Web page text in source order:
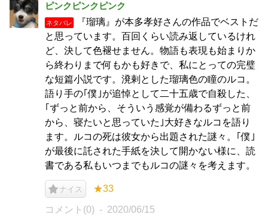
ピンクピンクピンク
ネタバレ
『瑠璃』が本多孝好さんの作品でベストだ
と思っています。百回くらい読み返しているけれ
ど、決して色褪せません。物語も表現も始まりか
ら終わりまで何もかも好きで、私にとっての完璧
な短篇小説です。溌剌とした瑠璃色の瞳のルコ。
語り手の｢僕｣が追悼として二十五歳で自殺した、
｢ずっと前から、そういう感覚が備わるずっと前
から、寝たいと思っていた｣大好きなルコを語り
ます。ルコの死は彼女から出題された謎々。｢僕｣
が最後に託された手紙を決して開かない様に、読
書である私もいつまでもルコの謎々を考えます。
ナイス ★33
コメント(0) 2020/06/15